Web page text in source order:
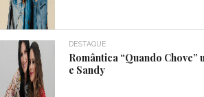
DESTAQUE
Romântica “Quando Chove”
e Sandy